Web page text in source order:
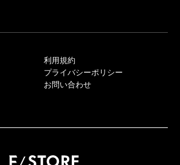
利用規約
プライバシーポリシー
お問い合わせ